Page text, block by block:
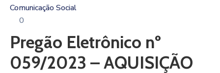
Comunicação Social
0
Pregão Eletrônico nº
059/2023 – AQUISIÇÃO